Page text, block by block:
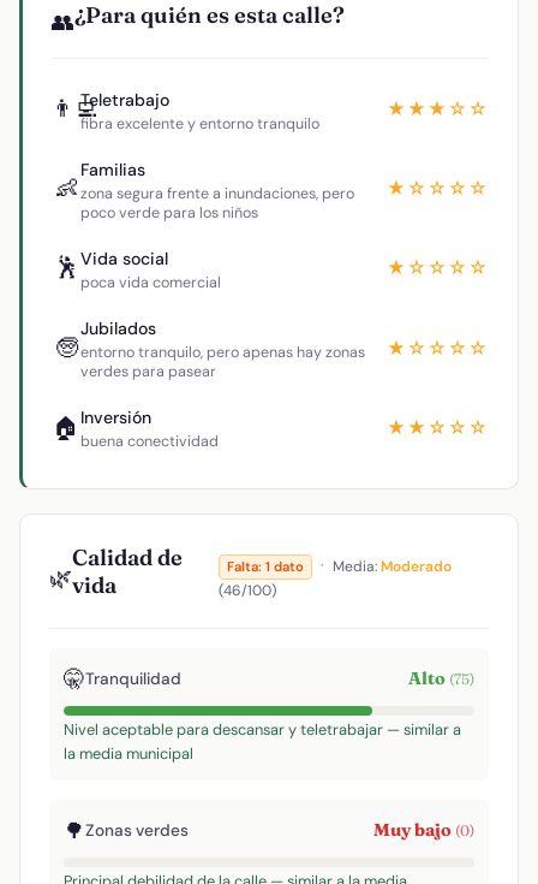
👥¿Para quién es esta calle?
👨‍💻Teletrabajo
fibra excelente y entorno tranquilo
★★★☆☆
👶
Familias
zona segura frente a inundaciones, pero
poco verde para los niños
★☆☆☆☆
🕺 Vida social
poca vida comercial
★☆☆☆☆
🧓
Jubilados
entorno tranquilo, pero apenas hay zonas
verdes para pasear
★☆☆☆☆
🏠 Inversión
buena conectividad
★★☆☆☆
🌿
Calidad de
vida
Falta: 1 dato · Media:Moderado
(46/100)
🤫Tranquilidad Alto (75)
Nivel aceptable para descansar y teletrabajar — similar a
la media municipal
🌳Zonas verdes Muy bajo (0)